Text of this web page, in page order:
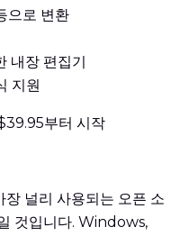
으로 변환
내장 편집기
지원
부터 시작
널리 사용되는 오픈 소
것입니다. Windows,